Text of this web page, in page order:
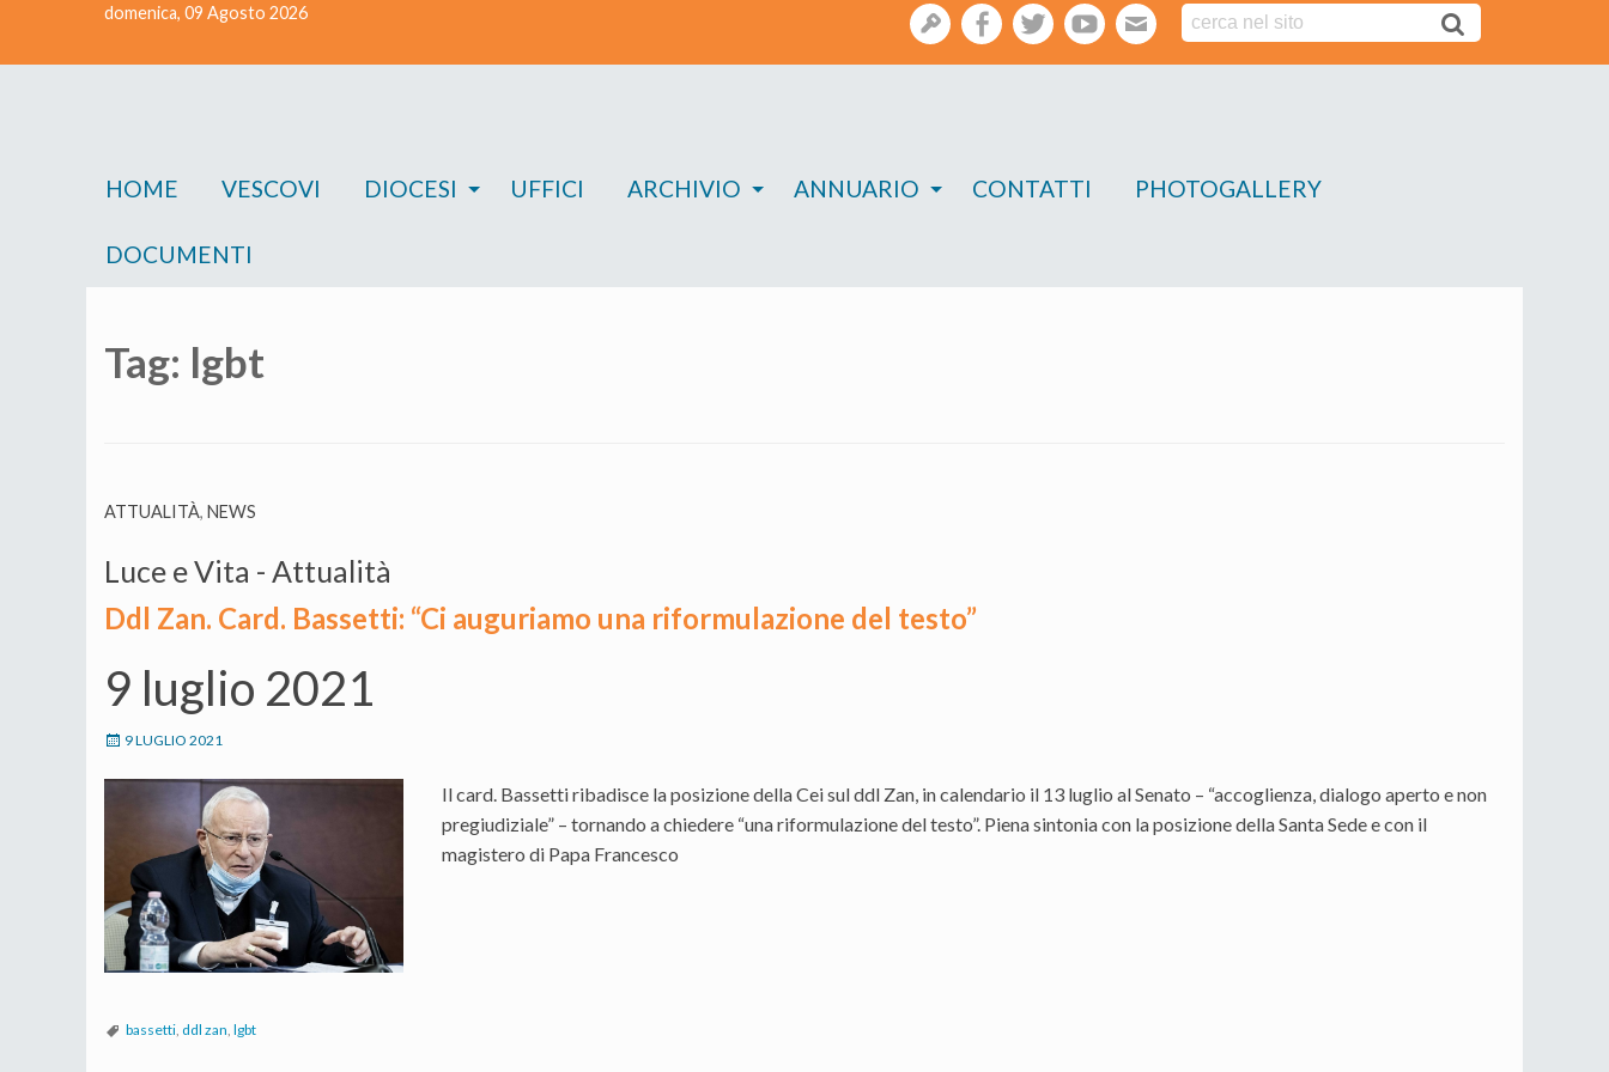
domenica, 09 Agosto 2026
gestionefacebooktwitteryoutubewebmail
HOME VESCOVI DIOCESI UFFICI ARCHIVIO ANNUARIO CONTATTI PHOTOGALLERY
DOCUMENTI
Tag: lgbt
ATTUALITÀ, NEWS
Luce e Vita - Attualità
Ddl Zan. Card. Bassetti: “Ci auguriamo una riformulazione del testo”
9 luglio 2021
9 LUGLIO 2021
Il card. Bassetti ribadisce la posizione della Cei sul ddl Zan, in calendario il 13 luglio al Senato – “accoglienza, dialogo aperto e non
pregiudiziale” – tornando a chiedere “una riformulazione del testo”. Piena sintonia con la posizione della Santa Sede e con il
magistero di Papa Francesco
bassetti, ddl zan, lgbt